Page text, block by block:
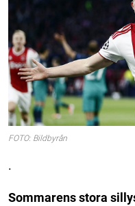
FOTO: Bildbyrån
.
Sommarens stora